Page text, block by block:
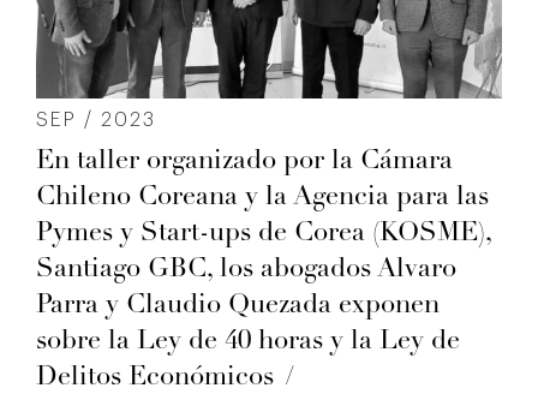
SEP / 2023
En taller organizado por la Cámara
Chileno Coreana y la Agencia para las
Pymes y Start-ups de Corea (KOSME),
Santiago GBC, los abogados Alvaro
Parra y Claudio Quezada exponen
sobre la Ley de 40 horas y la Ley de
Delitos Económicos